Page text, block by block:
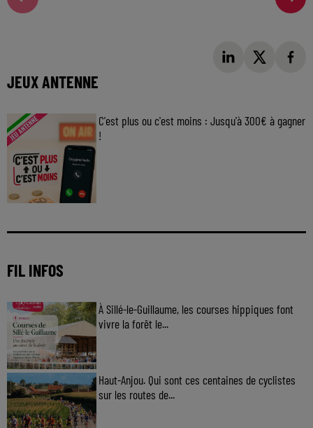
JEUX ANTENNE
C'est plus ou c'est moins : Jusqu'à 300€ à gagner
!
FIL INFOS
À Sillé-le-Guillaume, les courses hippiques font
vivre la forêt le...
Haut-Anjou. Qui sont ces centaines de cyclistes
sur les routes de...